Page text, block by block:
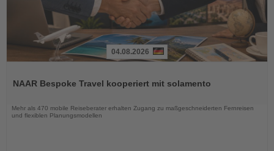
die
04.08.2026
NAAR Bespoke Travel kooperiert mit solamento
Mehr als 470 mobile Reiseberater erhalten Zugang zu maßgeschneiderten Fernreisen
und flexiblen Planungsmodellen